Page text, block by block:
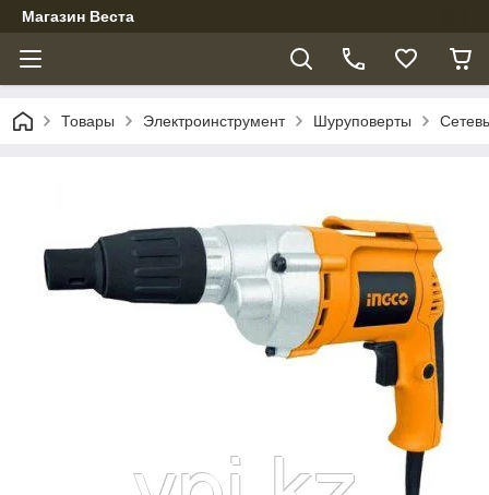
Магазин Веста
Товары Электроинструмент Шуруповерты